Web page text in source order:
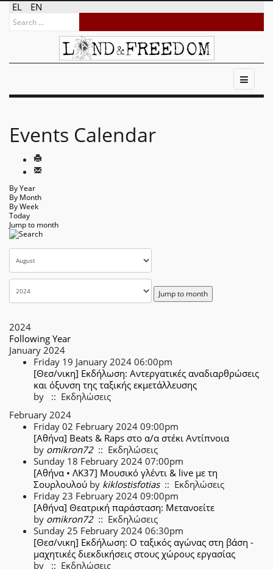
EL EN
Events Calendar
By Year
By Month
By Week
Today
Jump to month
Jump to month
2024
Following Year
January 2024
Friday 19 January 2024 06:00pm
[Θεσ/νικη] Εκδήλωση: Αντεργατικές αναδιαρθρώσεις
και όξυνση της ταξικής εκμετάλλευσης
by
:: Εκδηλώσεις
February 2024
Friday 02 February 2024 09:00pm
[Αθήνα] Beats & Raps στο α/α στέκι Αντίπνοια
by omikron72:: Εκδηλώσεις
Sunday 18 February 2024 07:00pm
[Αθήνα • ΛΚ37] Μουσικό γλέντι & live με τη
Σουρλουλού by kiklostisfotias:: Εκδηλώσεις
Friday 23 February 2024 09:00pm
[Αθήνα] Θεατρική παράσταση: Μετανοείτε
by omikron72:: Εκδηλώσεις
Sunday 25 February 2024 06:30pm
[Θεσ/νικη] Εκδήλωση: Ο ταξικός αγώνας στη βάση -
μαχητικές διεκδικήσεις στους χώρους εργασίας
by
:: Εκδηλώσεις